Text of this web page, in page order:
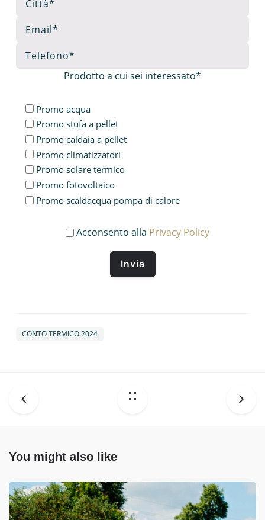
Prodotto a cui sei interessato*
Promo acqua
Promo stufa a pellet
Promo caldaia a pellet
Promo climatizzatori
Promo solare termico
Promo fotovoltaico
Promo scaldacqua pompa di calore
Acconsento alla Privacy Policy
CONTO TERMICO 2024
You might also like